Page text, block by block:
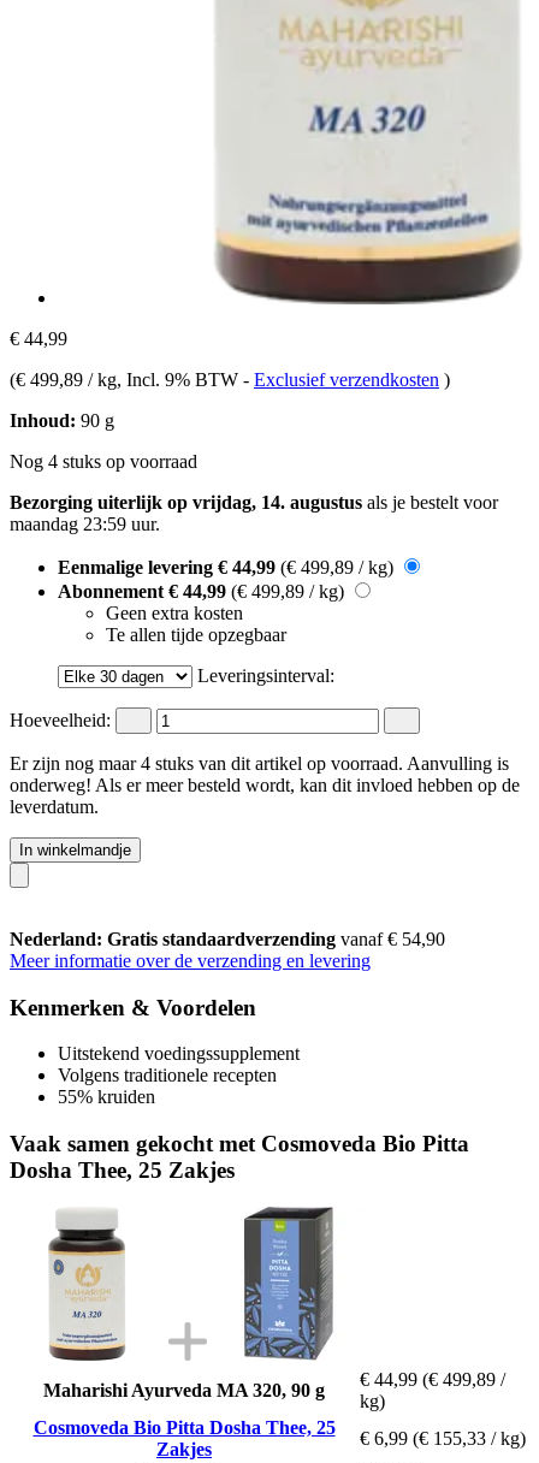
€ 44,99
(€ 499,89 / kg, Incl. 9% BTW - Exclusief verzendkosten )
Inhoud: 90 g
Nog 4 stuks op voorraad
Bezorging uiterlijk op vrijdag, 14. augustus als je bestelt voor
maandag 23:59 uur.
Eenmalige levering € 44,99 (€ 499,89 / kg)
Abonnement € 44,99 (€ 499,89 / kg)
Geen extra kosten
Te allen tijde opzegbaar
Leveringsinterval:
Hoeveelheid:
Er zijn nog maar 4 stuks van dit artikel op voorraad. Aanvulling is
onderweg! Als er meer besteld wordt, kan dit invloed hebben op de
leverdatum.
In winkelmandje
Nederland: Gratis standaardverzending vanaf € 54,90
Meer informatie over de verzending en levering
Kenmerken & Voordelen
Uitstekend voedingssupplement
Volgens traditionele recepten
55% kruiden
Vaak samen gekocht met Cosmoveda Bio Pitta
Dosha Thee, 25 Zakjes
Maharishi Ayurveda MA 320, 90 g
€ 44,99 (€ 499,89 /
kg)
Cosmoveda Bio Pitta Dosha Thee, 25
Zakjes
€ 6,99 (€ 155,33 / kg)